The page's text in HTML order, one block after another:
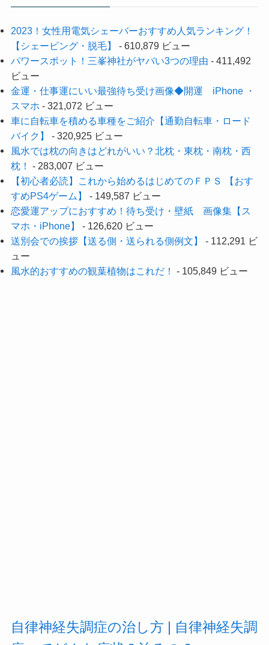
2023！女性用電気シェーバーおすすめ人気ランキング！
【シェービング・脱毛】
- 610,879 ビュー
パワースポット！三峯神社がヤバい3つの理由 - 411,492
ビュー
金運・仕事運にいい最強待ち受け画像◆開運 iPhone ・
スマホ - 321,072 ビュー
車に自転車を積める車種をご紹介【通勤自転車・ロード
バイク】
- 320,925 ビュー
風水では枕の向きはどれがいい？北枕・東枕・南枕・西
枕！
- 283,007 ビュー
【初心者必読】これから始めるはじめてのＦＰＳ 【おす
すめPS4ゲーム】
- 149,587 ビュー
恋愛運アップにおすすめ！待ち受け・壁紙 画像集【ス
マホ・iPhone】
- 126,620 ビュー
送別会での挨拶【送る側・送られる側例文】
- 112,291 ビ
ュー
風水的おすすめの観葉植物はこれだ！
- 105,849 ビュー
自律神経失調症の治し方 | 自律神経失調